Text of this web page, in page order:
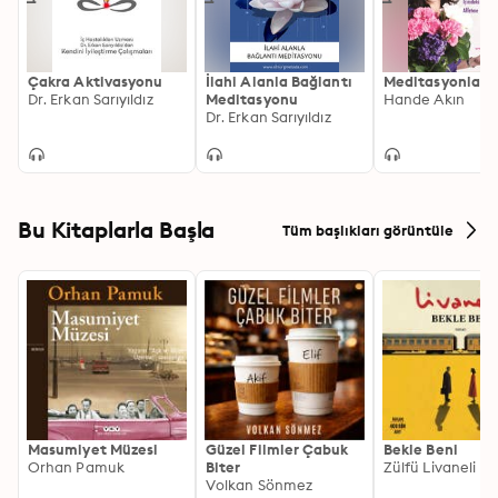
Çakra Aktivasyonu
Dr. Erkan Sarıyıldız
İlahi Alanla Bağlantı
Meditasyonu
Dr. Erkan Sarıyıldız
Meditasyonlar
Hande Akın
Bu Kitaplarla Başla Tüm başlıkları görüntüle
Masumiyet Müzesi
Orhan Pamuk
Güzel Filmler Çabuk
Biter
Volkan Sönmez
Bekle Beni
Zülfü Livaneli